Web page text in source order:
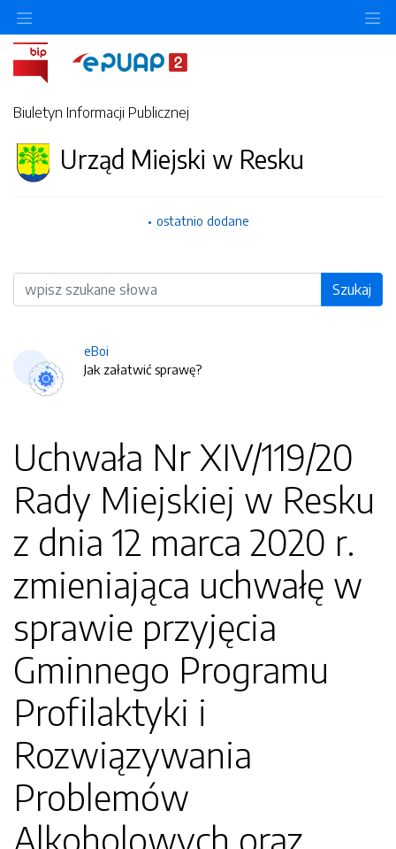
Biuletyn Informacji Publicznej
Urząd Miejski w Resku
ostatnio dodane
Wyszukiwarka Szukaj
eBoi
Jak załatwić sprawę?
Uchwała Nr XIV/119/20
Rady Miejskiej w Resku
z dnia 12 marca 2020 r.
zmieniająca uchwałę w
sprawie przyjęcia
Gminnego Programu
Profilaktyki i
Rozwiązywania
Problemów
Alkoholowych oraz